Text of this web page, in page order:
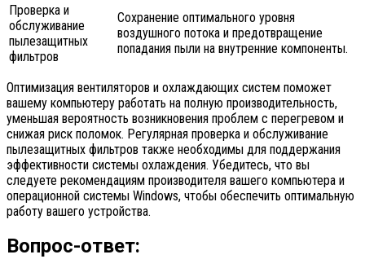
Проверка и
обслуживание
пылезащитных
фильтров
Сохранение оптимального уровня
воздушного потока и предотвращение
попадания пыли на внутренние компоненты.
Оптимизация вентиляторов и охлаждающих систем поможет
вашему компьютеру работать на полную производительность,
уменьшая вероятность возникновения проблем с перегревом и
снижая риск поломок. Регулярная проверка и обслуживание
пылезащитных фильтров также необходимы для поддержания
эффективности системы охлаждения. Убедитесь, что вы
следуете рекомендациям производителя вашего компьютера и
операционной системы Windows, чтобы обеспечить оптимальную
работу вашего устройства.
Вопрос-ответ: